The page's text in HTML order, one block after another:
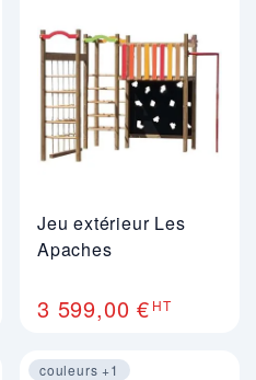
Jeu extérieur Les
Apaches
3 599,00 € HT
couleurs +1